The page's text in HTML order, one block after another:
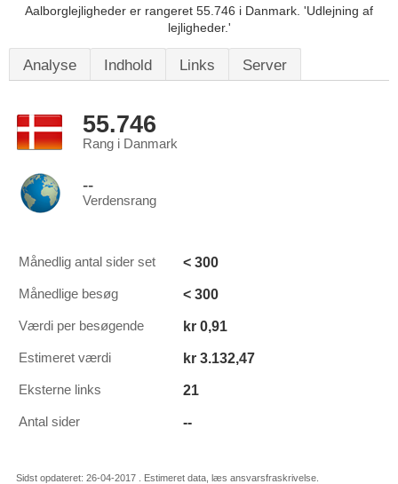
Aalborglejligheder er rangeret 55.746 i Danmark. 'Udlejning af
lejligheder.'
Analyse Indhold Links Server
55.746
Rang i Danmark
--
Verdensrang
Månedlig antal sider set < 300
Månedlige besøg < 300
Værdi per besøgende kr 0,91
Estimeret værdi kr 3.132,47
Eksterne links 21
Antal sider --
Sidst opdateret: 26-04-2017 . Estimeret data, læs ansvarsfraskrivelse.